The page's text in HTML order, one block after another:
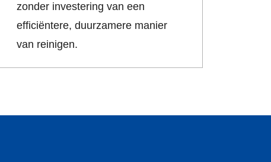
zonder investering van een
efficiëntere, duurzamere manier
van reinigen.